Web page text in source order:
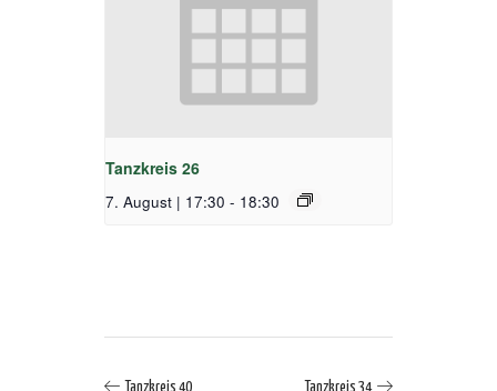
Tanzkreis 26
7. August | 17:30 - 18:30
Tanzkreis 40 Tanzkreis 34